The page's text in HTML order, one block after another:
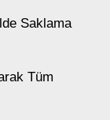
Saklama
Tüm